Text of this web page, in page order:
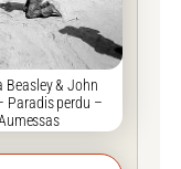
Beasley & John
Paradis perdu –